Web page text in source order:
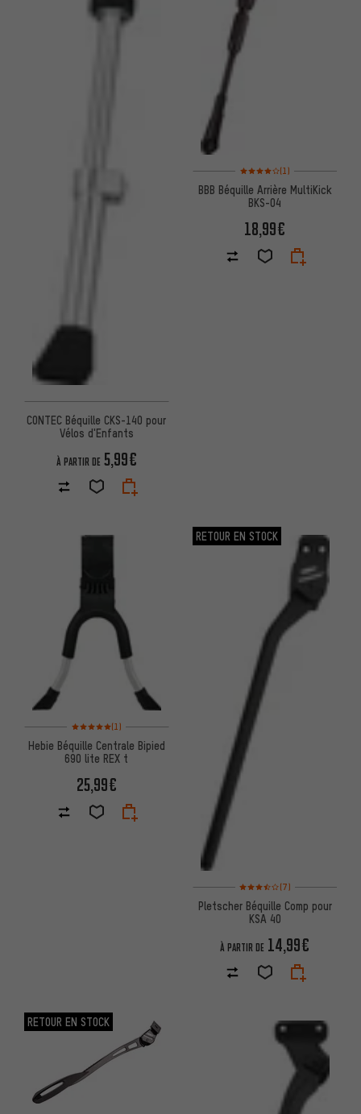
CONTEC Béquille CKS-140 pour
Vélos d'Enfants
À PARTIR DE 5,99€
Note moyenne : 4 sur 5
(1)
BBB Béquille Arrière MultiKick
BKS-04
18,99€
Note moyenne : 5 sur 5 d'après 1 avis
(1)
Hebie Béquille Centrale Bipied
690 lite REX t
25,99€
RETOUR EN STOCK
Note moyenne : 3,5 sur 5
(7)
Pletscher Béquille Comp pour
KSA 40
À PARTIR DE 14,99€
RETOUR EN STOCK